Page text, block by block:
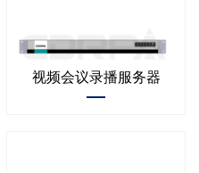
视频会议录播服务器